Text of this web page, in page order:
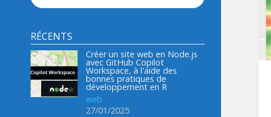
RÉCENTS
Créer un site web en Node.js
avec GitHub Copilot
Workspace, à l'aide des
bonnes pratiques de
développement en R
web
27/01/2025